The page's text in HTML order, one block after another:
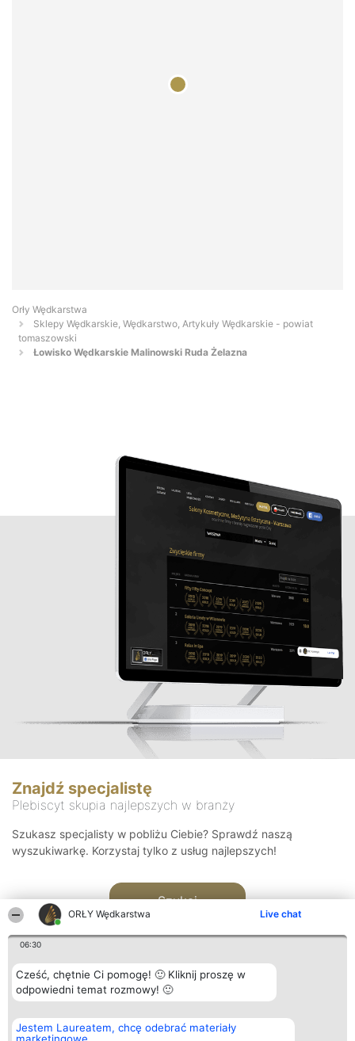
ORŁY Wędkarstwa Live chat
06:30
Cześć, chętnie Ci pomogę! 🙂 Kliknij proszę w
odpowiedni temat rozmowy! 🙂
Jestem Laureatem, chcę odebrać materiały
Orły Wędkarstwa
Sklepy Wędkarskie, Wędkarstwo, Artykuły Wędkarskie - powiat
tomaszowski
Łowisko Wędkarskie Malinowski Ruda Żelazna
Znajdź specjalistę
Plebiscyt skupia najlepszych w branży
Szukasz specjalisty w pobliżu Ciebie? Sprawdź naszą
wyszukiwarkę. Korzystaj tylko z usług najlepszych!
Szukaj
Organizator plebiscytu
Bright Side Solutions sp. z o.
Plebiscyt
Laureaci
Kontakt
Kontakt